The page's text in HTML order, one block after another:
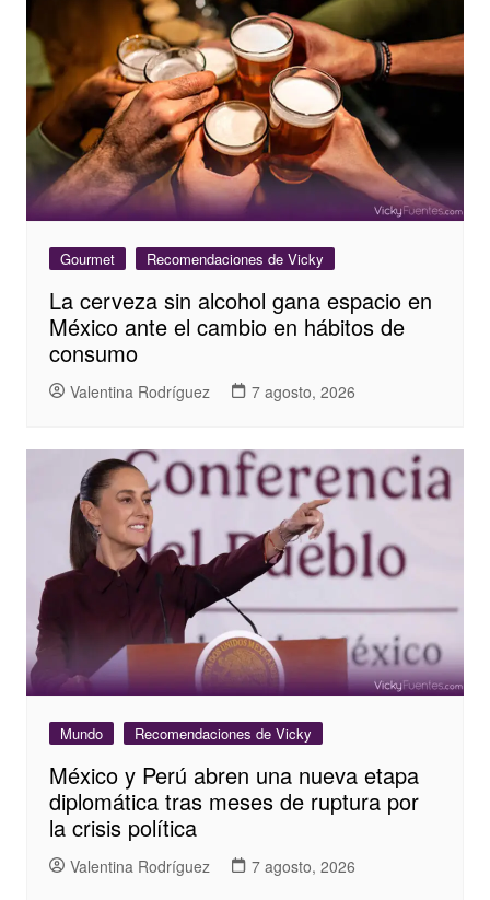
Gourmet Recomendaciones de Vicky
La cerveza sin alcohol gana espacio en
México ante el cambio en hábitos de
consumo
Valentina Rodríguez 7 agosto, 2026
Mundo Recomendaciones de Vicky
México y Perú abren una nueva etapa
diplomática tras meses de ruptura por
la crisis política
Valentina Rodríguez 7 agosto, 2026